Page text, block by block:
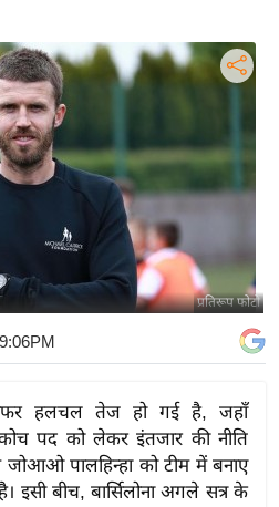
प्रतिरूप फोटो
हलचल तेज हो गई है, जहाँ
पद को लेकर इंतजार की नीति
पालहिन्हा को टीम में बनाए
इसी बीच, बार्सिलोना अगले सत्र के